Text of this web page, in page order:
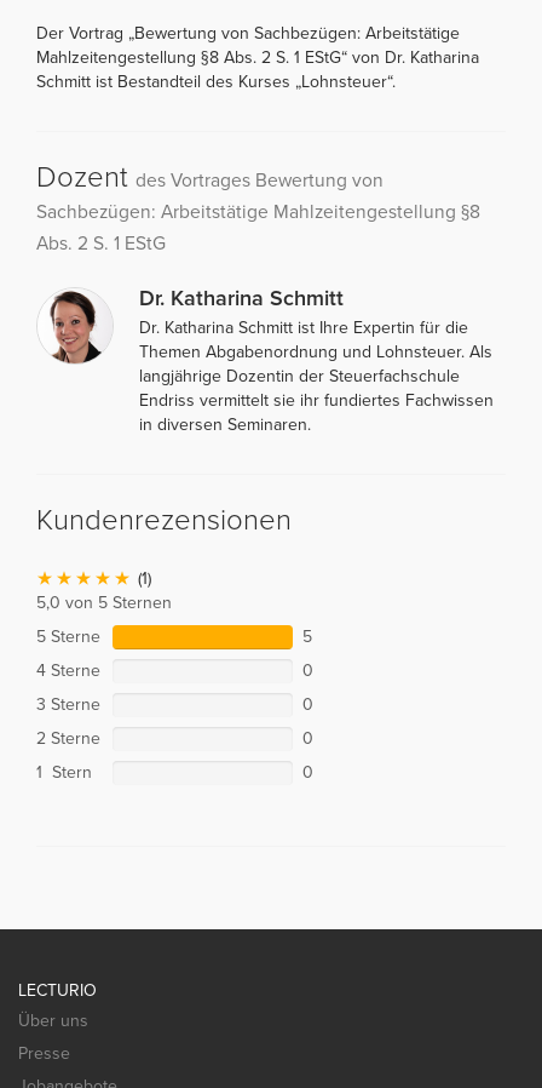
Der Vortrag „Bewertung von Sachbezügen: Arbeitstätige
Mahlzeitengestellung §8 Abs. 2 S. 1 EStG“ von Dr. Katharina
Schmitt ist Bestandteil des Kurses „Lohnsteuer“.
Dozent des Vortrages Bewertung von
Sachbezügen: Arbeitstätige Mahlzeitengestellung §8
Abs. 2 S. 1 EStG
Dr. Katharina Schmitt
Dr. Katharina Schmitt ist Ihre Expertin für die
Themen Abgabenordnung und Lohnsteuer. Als
langjährige Dozentin der Steuerfachschule
Endriss vermittelt sie ihr fundiertes Fachwissen
in diversen Seminaren.
Kundenrezensionen
(1)
5,0 von 5 Sternen
5 Sterne
5
4 Sterne
0
3 Sterne
0
2 Sterne
0
1 Stern
0
LECTURIO
Über uns
Presse